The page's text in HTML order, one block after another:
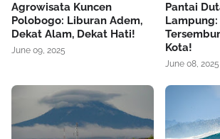
Agrowisata Kuncen
Polobogo: Liburan Adem,
Dekat Alam, Dekat Hati!
June 09, 2025
Pantai
Lampung:
Kota!
June 08, 2025